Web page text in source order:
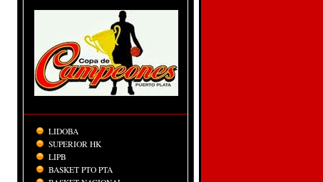
LIDOBA
SUPERIOR HK
LIPB
BASKET PTO PTA